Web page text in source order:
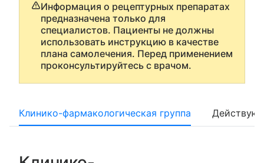
Информация о рецептурных препаратах
предназначена только для
специалистов. Пациенты не должны
использовать инструкцию в качестве
плана самолечения. Перед применением
проконсультируйтесь с врачом.
Клинико-фармакологическая группа